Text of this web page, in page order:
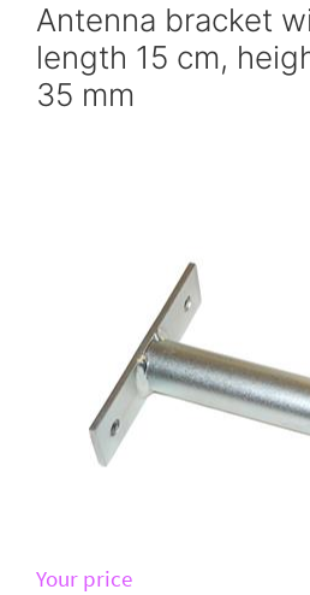
TP-Link
Masterlan
Antenna bracket
length 15 cm,
35 mm
Your price